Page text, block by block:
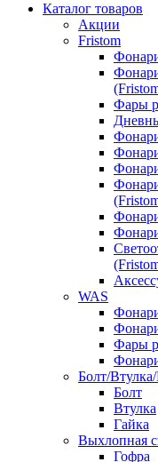
Каталог товаров
Акции
Fristom
Фары
WAS
Фары
Болт/
Болт
Втулка
Гайка
Выхлопная
Гофра